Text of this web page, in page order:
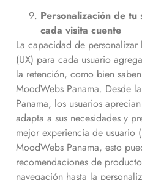
Personalización de
cada visita cuente
La capacidad de
(UX) para cada usuario
la retención, como bien
MoodWebs Panama. Desde
Panama, los usuarios
adapta a sus necesidades y
mejor experiencia de usuario
MoodWebs Panama, esto
recomendaciones de
navegación hasta la